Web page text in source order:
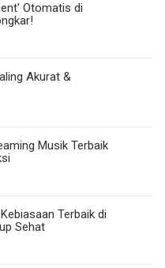
Otomatis di
Akurat &
Musik Terbaik
Terbaik di
Sehat